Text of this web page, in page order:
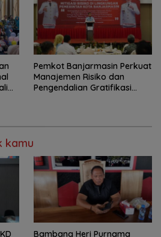
Pemkot Banjarmasin Perkuat
Manajemen Risiko dan
Pengendalian Gratifikasi
kamu
Bambang Heri Purnama